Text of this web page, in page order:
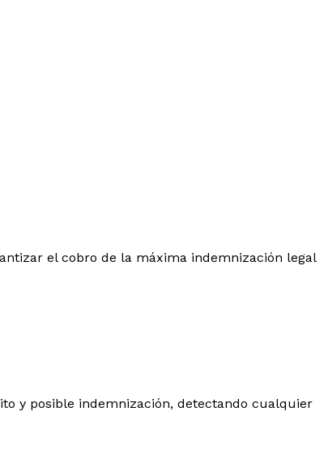
el cobro de la máxima indemnización legal
y posible indemnización, detectando cualquier